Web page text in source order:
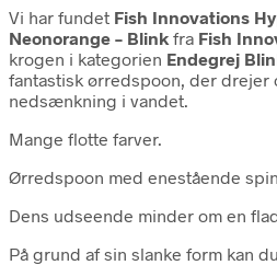
Vi har fundet Fish Innovations
Neonorange – Blink fra Fish
krogen i kategorien Endegrej
fantastisk ørredspoon, der drejer
nedsænkning i vandet.
Mange flotte farver.
Ørredspoon med enestående
Dens udseende minder om en
På grund af sin slanke form kan